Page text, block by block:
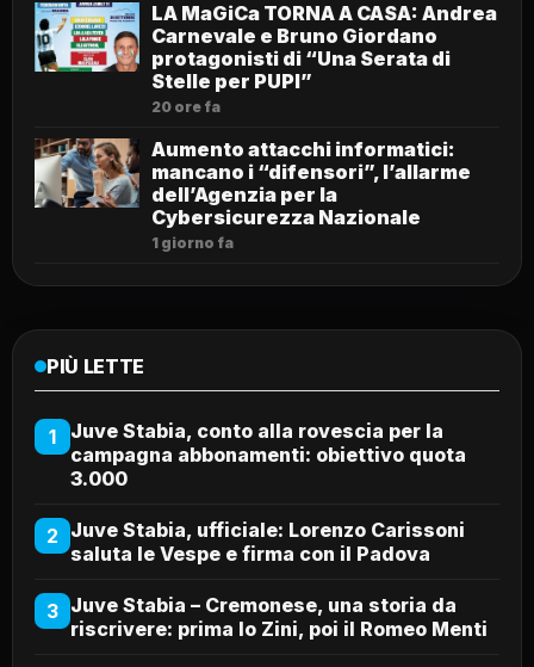
LA MaGiCa TORNA A CASA: Andrea
Carnevale e Bruno Giordano
protagonisti di “Una Serata di
Stelle per PUPI”
20 ore fa
Aumento attacchi informatici:
mancano i “difensori”, l’allarme
dell’Agenzia per la
Cybersicurezza Nazionale
1 giorno fa
PIÙ LETTE
1
Juve Stabia, conto alla rovescia per la
campagna abbonamenti: obiettivo quota
3.000
2 Juve Stabia, ufficiale: Lorenzo Carissoni
saluta le Vespe e firma con il Padova
3 Juve Stabia – Cremonese, una storia da
riscrivere: prima lo Zini, poi il Romeo Menti